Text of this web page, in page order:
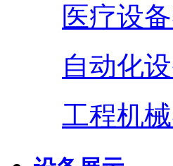
医疗设
自动化
工程机